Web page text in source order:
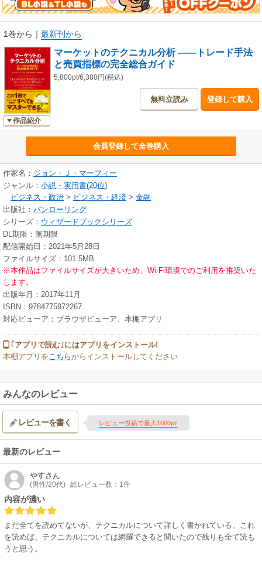
ートを付け、解説をより明快にしている。
●トレンドとチャート分析の基礎として知っておかなければならないこと
●価格パターン――主要な反転パターンや継続パターン
●各種分析手法――移動平均、オシレーター、コントラリーオピニオン、そ
の他の知っておくべき指標
●サイクル、マネーマネジメント、トレード戦略
また、前著の改定増補版である本書は高まる需要に応じて、対象を金融
市場全体（株式、金利、株価指数、FX）にまで広げ、この記念碑的著作の
完全なる全面改訂を行った。前著で好評だった内容の明晰性・簡潔性・論
理性を保持しながら、本書は新しく登場したチャート手法やチャート作成
技法、また変化の早い分野での最近の成果を盛り込んでいる。各章で内容
た。
●株式市場の指標――値上がり銘柄と値下がり銘柄の対比。新高値と新安値
の対比。値上がり銘柄の出来高と値下がり銘柄の出来高の対比。その他、
マーケットブレドゥスを測るためのツールとトレンドの変化を前もって知
るためのツールを紹介
●ローソク足――値動きがコンピューター画面から目に飛び込んでくるよう
なビジュアル性に富んだ魅力的なチャートであるローソク足の最良な使用
法を解説
●市場間分析――市場分析に欠くことのできない各市場間の相互関係を明快
かつ的確な解説
●コンピューターとトレードシステム、そしてトレードシステム構築の要点
●上級テクニカル指標――DI、HPI、STARCバンドとケルトナーチャネル
●マーケットプロファイル
初心者から上級者までのあらゆるレベルのトレーダーにとって有益な本
書のテクニカル分析の解説を読むことで、チャートの基本的な初級から上
級までの応用から最新のコンピューター技術と分析システムの最前線まで
1巻から ｜ 最新刊から
作品紹介
マーケットのテクニカル分析 ――トレード手法
と売買指標の完全総合ガイド
5,800pt/6,380円(税込)
無料立読み 登録して購入
会員登録して全巻購入
作家名： ジョン・Ｊ・マーフィー
ジャンル： 小説・実用書(20位)
ビジネス・政治 > ビジネス・経済 > 金融
出版社： パンローリング
シリーズ： ウィザードブックシリーズ
DL期限：無期限
配信開始日：2021年5月28日
ファイルサイズ：101.5MB
※本作品はファイルサイズが大きいため、Wi-Fi環境でのご利用を推奨いた
します。
出版年月：2017年11月
ISBN：9784775972267
対応ビューア：ブラウザビューア、本棚アプリ
｢アプリで読む｣にはアプリをインストール!
本棚アプリをこちらからインストールしてください
みんなのレビュー
レビューを書く レビュー投稿で最大1000pt!
最新のレビュー
やすさん
(男性/20代) 総レビュー数：1件
内容が濃い
まだ全てを読めてないが、テクニカルについて詳しく書かれている。これ
を読めば、テクニカルについては網羅できると聞いたので残りも全て読も
うと思う。